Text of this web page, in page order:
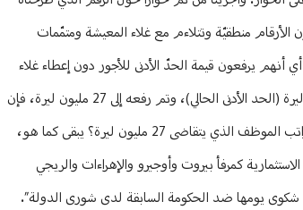
شرط أن تكون الأرقام منطقيّة وتتلاءم مع غلاء المعيشة ومتمّمات
أنهم يرفعون قيمة الحدّ الأدنى للأجور دون إعطاء غلاء
معيشة، وهذا ما يؤدّي إلى عدم توازن مالي وإداري في المؤسسات. فعلى سبيل المثال، إذا كان راتب الموظف 18 مليون ليرة (الحد الأدنى الحالي)، وتم رفعه إلى 27 مليون ليرة، فإن
راتب الموظف الذي يتقاضى 20 مليوناً أو 25 مليوناً سيصبح أيضاً 27 مليوناً. وفي هذه الحالة، كيف يمكن التعامل مع راتب الموظف الذي يتقاضى 27 مليون ليرة؟ يبقى كما هو،
كمرفأ بيروت وأوجيرو والإهراءات والريجي
شكوى يومها ضد الحكومة السابقة لدى شورى الدولة”.